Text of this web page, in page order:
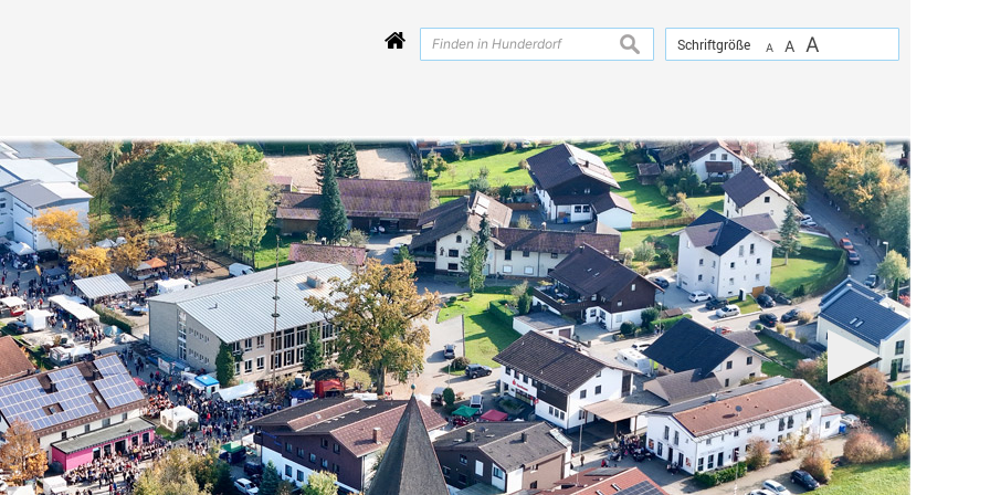
Schriftgröße A A A
suchen